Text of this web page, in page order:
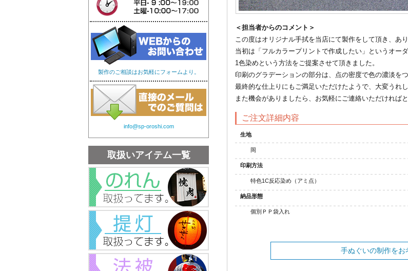
オリジナル手ぬぐい オリジナル扇子 オリジナルうちわ
＜担当者からのコメント＞
この度はオリジナル手拭を当店にて製作をして頂き、あ
当初は「フルカラープリントで作成したい」というオー
1色染めという方法をご提案させて頂きました。
印刷のグラデーションの部分は、点の密度で色の濃淡を
最終的な仕上りにもご満足いただけたようで、大変うれし
また機会がありましたら、お気軽にご連絡いただければ
ご注文詳細内容
生地
岡
印刷方法
特色1C反応染め（アミ点）
納品形態
個別ＰＰ袋入れ
手ぬぐいの制作をお
製作のご相談はお気軽にフォームより。
info@sp-oroshi.com
取扱いアイテム一覧